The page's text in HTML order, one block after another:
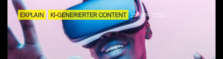
EXPLAIN KI-GENERIERTER CONTENT 25. APR. 2025